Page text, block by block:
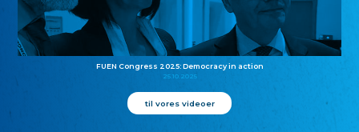
FUEN Congress 2025: Democracy in action
25.10.2025
til vores videoer